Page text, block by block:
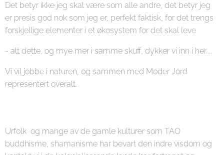
Det betyr ikke jeg skal være som alle andre, det betyr jeg
er presis god nok som jeg er, perfekt faktisk, for det trengs
forskjellige elementer i et økosystem for det skal leve
- alt dette, og mye mer i samme skuff, dykker vi inn i her....
Vi vil jobbe i naturen, og sammen med Moder Jord
representert overalt.
Urfolk og mange av de gamle kulturer som TAO
buddhisme, shamanisme har bevart den indre visdom og